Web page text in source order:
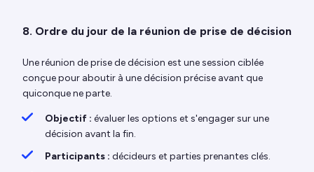
8. Ordre du jour de la réunion de prise de décision
Une réunion de prise de décision est une session ciblée
conçue pour aboutir à une décision précise avant que
quiconque ne parte.
Objectif : évaluer les options et s'engager sur une
décision avant la fin.
Participants : décideurs et parties prenantes clés.